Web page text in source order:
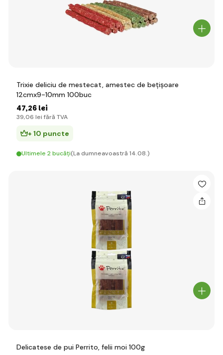
Trixie deliciu de mestecat, amestec de bețișoare
12cmx9-10mm 100buc
47,26 lei
39,06 lei fără TVA
+ 10 puncte
Ultimele 2 bucăți(La dumneavoastră 14.08.)
Delicatese de pui Perrito, felii moi 100g